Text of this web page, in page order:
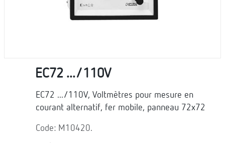
EC72 .../110V
EC72 .../110V, Voltmètres pour mesure en
courant alternatif, fer mobile, panneau 72x72
Code: M10420.